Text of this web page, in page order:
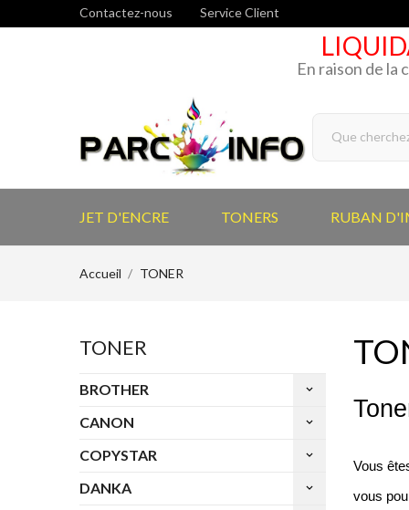
Contactez-nous Service Client
En raison de la
JET D'ENCRE TONERS RUBAN
Accueil TONER
TONER
BROTHER keyboard_arrow_down
CANON keyboard_arrow_down
COPYSTAR keyboard_arrow_down
DANKA keyboard_arrow_down
Vous
vous